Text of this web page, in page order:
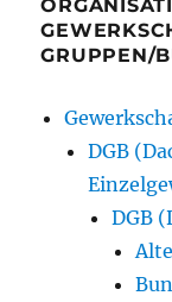
GRUPPEN/
DGB
DGB